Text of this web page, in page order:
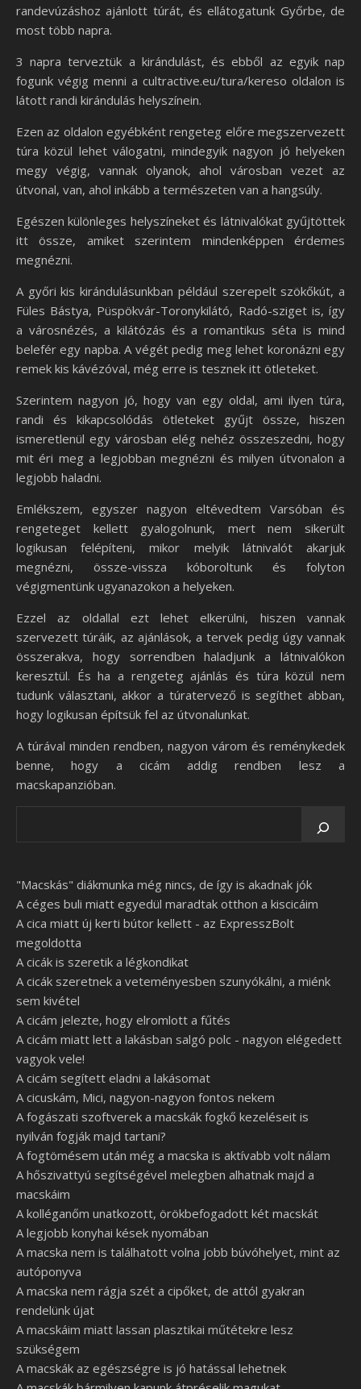
randevúzáshoz ajánlott túrát, és ellátogatunk Győrbe, de
most több napra.
3 napra terveztük a kirándulást, és ebből az egyik nap
fogunk végig menni a cultractive.eu/tura/kereso oldalon is
látott randi kirándulás helyszínein.
Ezen az oldalon egyébként rengeteg előre megszervezett
túra közül lehet válogatni, mindegyik nagyon jó helyeken
megy végig, vannak olyanok, ahol városban vezet az
útvonal, van, ahol inkább a természeten van a hangsúly.
Egészen különleges helyszíneket és látnivalókat gyűjtöttek
itt össze, amiket szerintem mindenképpen érdemes
megnézni.
A győri kis kirándulásunkban például szerepelt szökőkút, a
Füles Bástya, Püspökvár-Toronykilátó, Radó-sziget is, így
a városnézés, a kilátózás és a romantikus séta is mind
belefér egy napba. A végét pedig meg lehet koronázni egy
remek kis kávézóval, még erre is tesznek itt ötleteket.
Szerintem nagyon jó, hogy van egy oldal, ami ilyen túra,
randi és kikapcsolódás ötleteket gyűjt össze, hiszen
ismeretlenül egy városban elég nehéz összeszedni, hogy
mit éri meg a legjobban megnézni és milyen útvonalon a
legjobb haladni.
Emlékszem, egyszer nagyon eltévedtem Varsóban és
rengeteget kellett gyalogolnunk, mert nem sikerült
logikusan felépíteni, mikor melyik látnivalót akarjuk
megnézni, össze-vissza kóboroltunk és folyton
végigmentünk ugyanazokon a helyeken.
Ezzel az oldallal ezt lehet elkerülni, hiszen vannak
szervezett túráik, az ajánlások, a tervek pedig úgy vannak
összerakva, hogy sorrendben haladjunk a látnivalókon
keresztül. És ha a rengeteg ajánlás és túra közül nem
tudunk választani, akkor a túratervező is segíthet abban,
hogy logikusan építsük fel az útvonalunkat.
A túrával minden rendben, nagyon várom és reménykedek
benne, hogy a cicám addig rendben lesz a
macskapanzióban.
"Macskás" diákmunka még nincs, de így is akadnak jók
A céges buli miatt egyedül maradtak otthon a kiscicáim
A cica miatt új kerti bútor kellett - az ExpresszBolt
megoldotta
A cicák is szeretik a légkondikat
A cicák szeretnek a veteményesben szunyókálni, a miénk
sem kivétel
A cicám jelezte, hogy elromlott a fűtés
A cicám miatt lett a lakásban salgó polc - nagyon elégedett
vagyok vele!
A cicám segített eladni a lakásomat
A cicuskám, Mici, nagyon-nagyon fontos nekem
A fogászati szoftverek a macskák fogkő kezeléseit is
nyilván fogják majd tartani?
A fogtömésem után még a macska is aktívabb volt nálam
A hőszivattyú segítségével melegben alhatnak majd a
macskáim
A kolléganőm unatkozott, örökbefogadott két macskát
A legjobb konyhai kések nyomában
A macska nem is találhatott volna jobb búvóhelyet, mint az
autóponyva
A macska nem rágja szét a cipőket, de attól gyakran
rendelünk újat
A macskáim miatt lassan plasztikai műtétekre lesz
szükségem
A macskák az egészségre is jó hatással lehetnek